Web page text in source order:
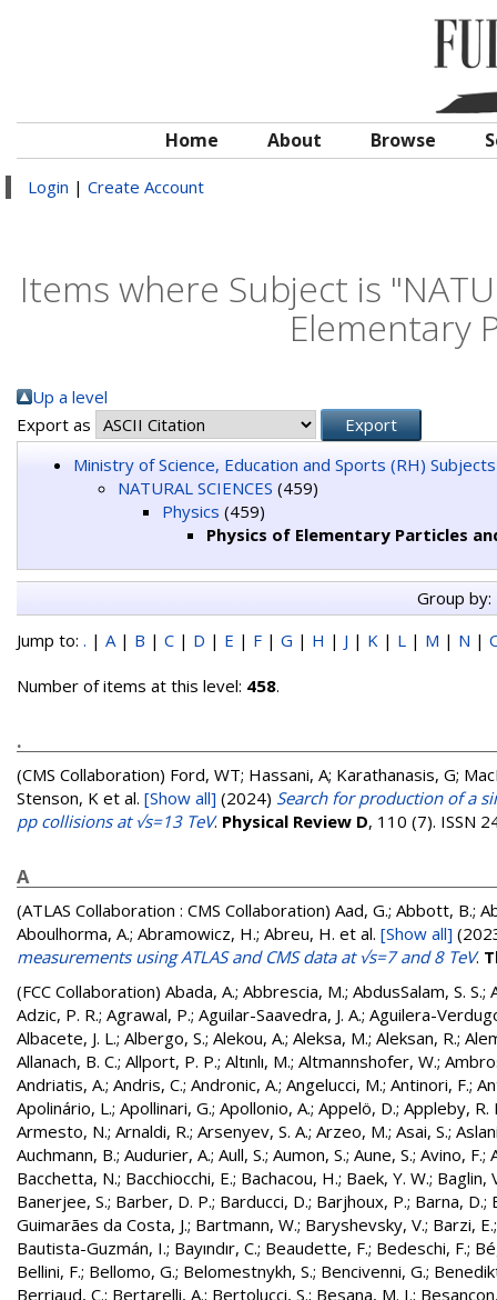
Home About Browse
Login | Create Account
Items where Subject is
Elementary
Up a level
Export as
Ministry of Science, Education and Sports (RH) Subjects
NATURAL SCIENCES (459)
Physics (459)
Physics of Elementary Particles
Group by:
Jump to: . | A| B | C | D | E | F | G | H | J | K | L | M | N |
Number of items at this level: 458.
.
(CMS Collaboration) Ford, WT; Hassani, A; Karathanasis, G;
Stenson, K et al. [Show all] (2024) Search for production of a
pp collisions at √s=13 TeV. Physical Review D, 110 (7). ISSN
A
(ATLAS Collaboration : CMS Collaboration) Aad, G.; Abbott, B.;
Aboulhorma, A.; Abramowicz, H.; Abreu, H. et al. [Show all]
measurements using ATLAS and CMS data at √s=7 and 8 TeV.
(FCC Collaboration) Abada, A.; Abbrescia, M.; AbdusSalam, S. S.;
Adzic, P. R.; Agrawal, P.; Aguilar-Saavedra, J. A.; Aguilera-
Albacete, J. L.; Albergo, S.; Alekou, A.; Aleksa, M.; Aleksan, R.;
Allanach, B. C.; Allport, P. P.; Altınlı, M.; Altmannshofer, W.;
Andriatis, A.; Andris, C.; Andronic, A.; Angelucci, M.; Antinori, F.;
Apolinário, L.; Apollinari, G.; Apollonio, A.; Appelö, D.; Appleby, R.
Armesto, N.; Arnaldi, R.; Arsenyev, S. A.; Arzeo, M.; Asai, S.;
Auchmann, B.; Audurier, A.; Aull, S.; Aumon, S.; Aune, S.; Avino, F.;
Bacchetta, N.; Bacchiocchi, E.; Bachacou, H.; Baek, Y. W.; Baglin,
Banerjee, S.; Barber, D. P.; Barducci, D.; Barjhoux, P.; Barna, D.;
Guimarães da Costa, J.; Bartmann, W.; Baryshevsky, V.; Barzi, E.
Bautista-Guzmán, I.; Bayındır, C.; Beaudette, F.; Bedeschi, F.;
Bellini, F.; Bellomo, G.; Belomestnykh, S.; Bencivenni, G.;
Berriaud, C.; Bertarelli, A.; Bertolucci, S.; Besana, M. I.;